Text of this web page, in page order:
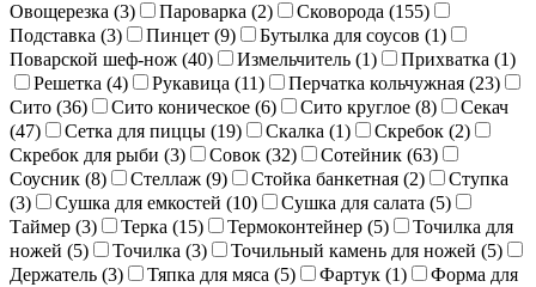
Овощерезка (3) Пароварка (2) Сковорода (155)
Подставка (3) Пинцет (9) Бутылка для соусов (1)
Поварской шеф-нож (40) Измельчитель (1) Прихватка (1)
Решетка (4) Рукавица (11) Перчатка кольчужная (23)
Сито (36) Сито коническое (6) Сито круглое (8)
Секач
(47) Сетка для пиццы (19) Скалка (1) Скребок (2)
Скребок для рыби (3) Совок (32) Сотейник (63)
Соусник (8) Стеллаж (9) Стойка банкетная (2)
Ступка
(3) Сушка для емкостей (10) Сушка для салата (5)
Таймер (3) Терка (15) Термоконтейнер (5)
Точилка для
ножей (5) Точилка (3) Точильный камень для ножей (5)
Держатель (3) Тяпка для мяса (5) Фартук (1)
Форма для